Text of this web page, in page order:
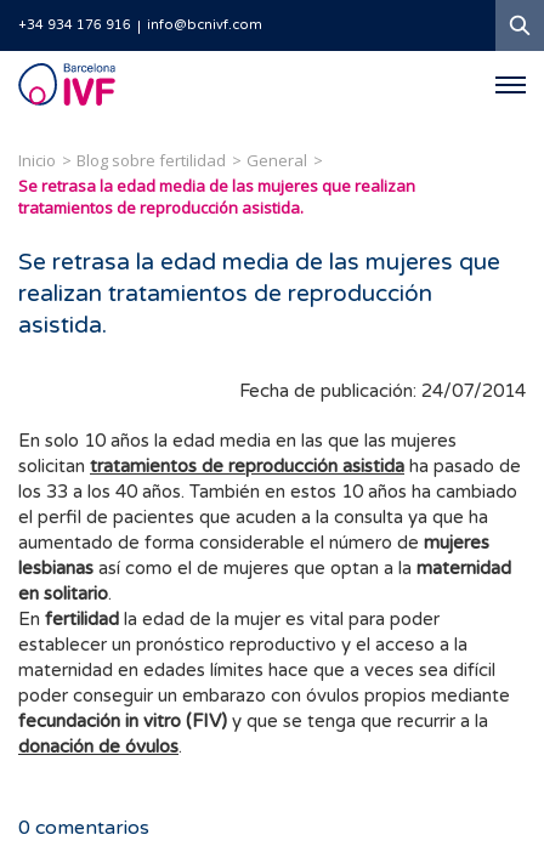
+34 934 176 916 info@bcnivf.com
Barcelona
IVF
Inicio Blog sobre fertilidad
General
Se retrasa la edad media de las mujeres que realizan
tratamientos de reproducción asistida.
Se retrasa la edad media de las mujeres que
realizan tratamientos de reproducción
asistida.
Fecha de publicación: 24/07/2014
En solo 10 años la edad media en las que las mujeres
solicitan tratamientos de reproducción asistida ha pasado de
los 33 a los 40 años. También en estos 10 años ha cambiado
el perfil de pacientes que acuden a la consulta ya que ha
aumentado de forma considerable el número de mujeres
lesbianas así como el de mujeres que optan a la maternidad
en solitario.
En fertilidad la edad de la mujer es vital para poder
establecer un pronóstico reproductivo y el acceso a la
maternidad en edades límites hace que a veces sea difícil
poder conseguir un embarazo con óvulos propios mediante
fecundación in vitro (FIV) y que se tenga que recurrir a la
donación de óvulos.
0 comentarios